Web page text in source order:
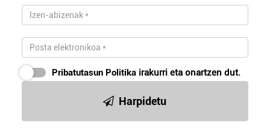
Pribatutasun Politika irakurri eta onartzen dut.
Harpidetu